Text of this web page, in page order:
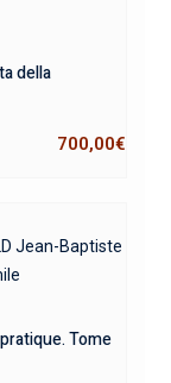
della
700,00€
Jean-Baptiste
Tome